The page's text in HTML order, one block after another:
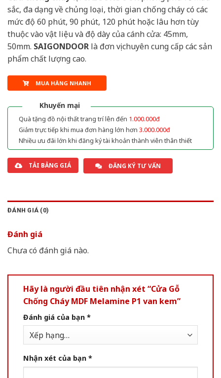
sắc, đa dạng về chủng loại, thời gian chống cháy có các
mức độ 60 phút, 90 phút, 120 phút hoặc lâu hơn tùy
thuộc vào vật liệu và độ dày của cánh cửa: 45mm,
50mm. SAIGONDOOR là đơn vị chuyên cung cấp các sản
phẩm chất lượng cao.
MUA HÀNG NHANH
Khuyến mại
Quà tặng đồ nội thất trang trí lên đến 1.000.000đ
Giảm trực tiếp khi mua đơn hàng lớn hơn 3.000.000đ
Nhiều ưu đãi lớn khi đăng ký tài khoản thành viên thân thiết
TẢI BẢNG GIÁ ĐĂNG KÝ TƯ VẤN
ĐÁNH GIÁ (0)
Đánh giá
Chưa có đánh giá nào.
Hãy là người đầu tiên nhận xét “Cửa Gỗ
Chống Cháy MDF Melamine P1 van kem”
Đánh giá của bạn *
Nhận xét của bạn *